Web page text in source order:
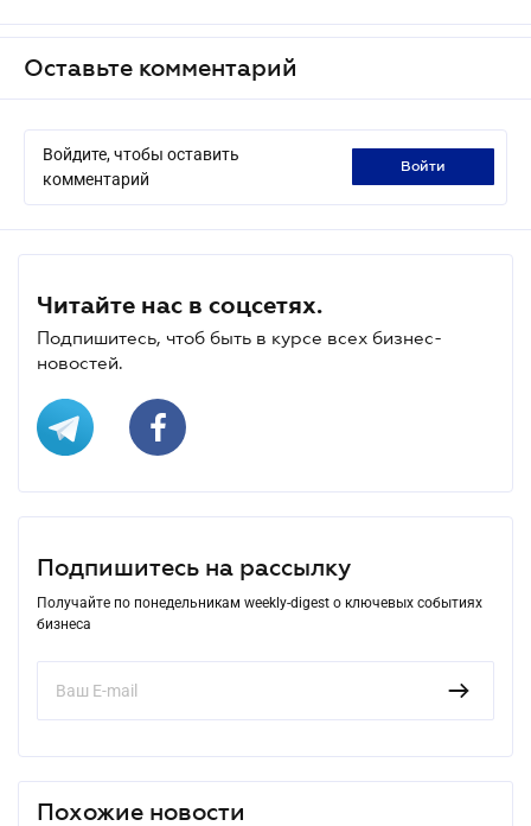
Оставьте комментарий
Войдите, чтобы оставить
комментарий
войти
Читайте нас в соцсетях.
Подпишитесь, чтоб быть в курсе всех бизнес-
новостей.
Подпишитесь на рассылку
Получайте по понедельникам weekly-digest о ключевых событиях
бизнеса
Похожие новости